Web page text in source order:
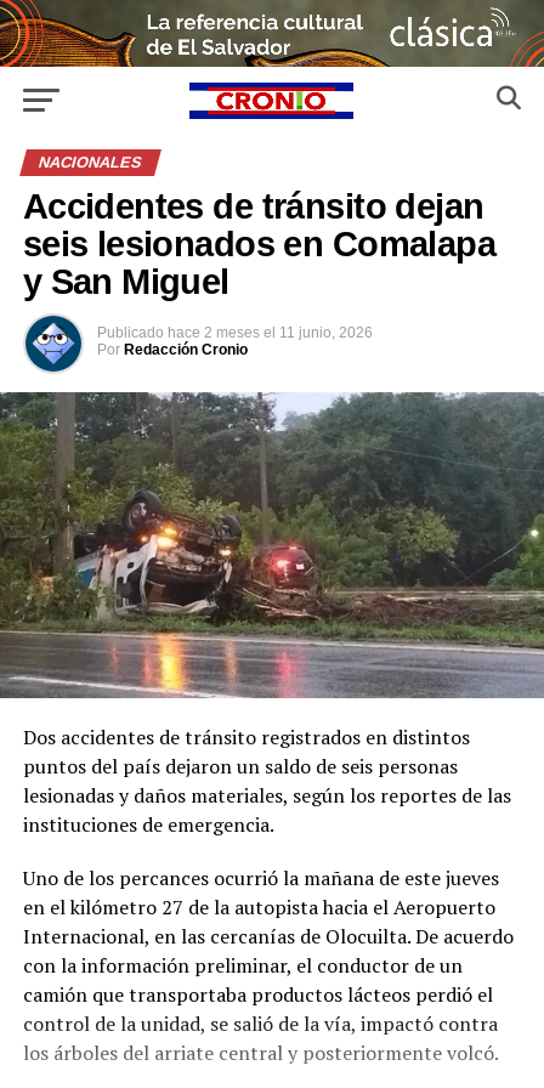
NACIONALES
Accidentes de tránsito dejan
seis lesionados en Comalapa
y San Miguel
Publicado hace 2 meses el 11 junio, 2026
Por Redacción Cronio
Dos accidentes de tránsito registrados en distintos
puntos del país dejaron un saldo de seis personas
lesionadas y daños materiales, según los reportes de las
instituciones de emergencia.
Uno de los percances ocurrió la mañana de este jueves
en el kilómetro 27 de la autopista hacia el Aeropuerto
Internacional, en las cercanías de Olocuilta. De acuerdo
con la información preliminar, el conductor de un
camión que transportaba productos lácteos perdió el
control de la unidad, se salió de la vía, impactó contra
los árboles del arriate central y posteriormente volcó.